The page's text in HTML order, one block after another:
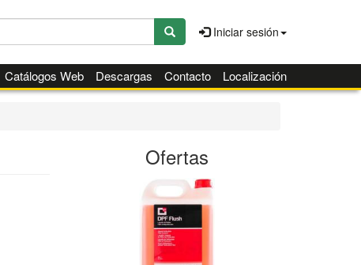
Iniciar sesión
Catálogos Web Descargas Contacto Localización
Ofertas